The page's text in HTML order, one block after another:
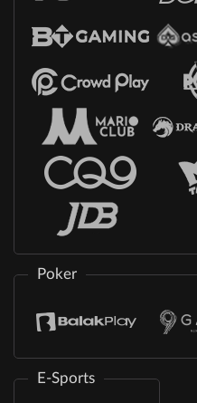
Poker
E-Sports